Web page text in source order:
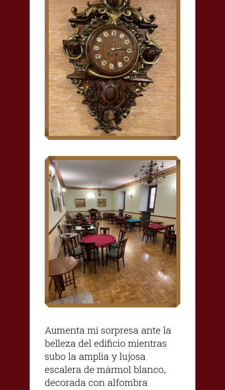
Aumenta mi sorpresa ante la
belleza del edificio mientras
subo la amplia y lujosa
escalera de mármol blanco,
decorada con alfombra